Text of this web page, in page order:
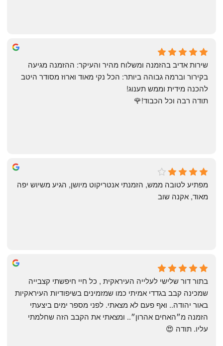
May Azulay
a month ago
michal gottfried
4 months ago
להכנה מידית וממש תענוג!
תודה רבה וכל הכבוד!🌹
שי
4 months ago
מאוד, אקנה שוב
עליו. תודה 😍